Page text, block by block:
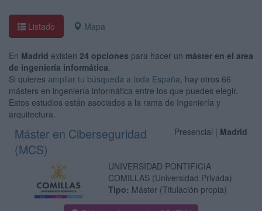
Listado Mapa
En Madrid existen 24 opciones para hacer un máster en el area
de ingeniería informática.
Si quieres ampliar tu búsqueda a toda España, hay otros 66
másters en ingeniería informática entre los que puedes elegir.
Estos estudios están asociados a la rama de Ingeniería y
arquitectura.
Presencial | Madrid
Máster en Ciberseguridad
(MCS)
UNIVERSIDAD PONTIFICIA
COMILLAS (Universidad Privada)
Tipo: Máster (Titulación propia)